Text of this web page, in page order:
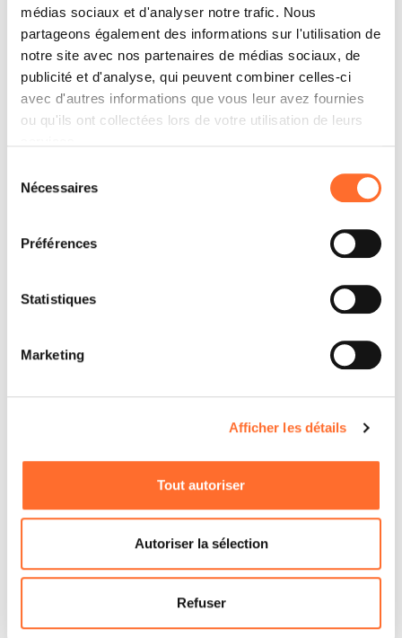
médias sociaux et d'analyser notre trafic. Nous
partageons également des informations sur l'utilisation de
notre site avec nos partenaires de médias sociaux, de
publicité et d'analyse, qui peuvent combiner celles-ci
avec d'autres informations que vous leur avez fournies
ou qu'ils ont collectées lors de votre utilisation de leurs
Nécessaires
Préférences
Statistiques
Marketing
Afficher les détails
Tout autoriser
Autoriser la sélection
Refuser
Par quels produits êtes-vous intéressé ?
Poêles à granules avec soufflerie
Poêles à granules hydro
Poêles à granules canalisables